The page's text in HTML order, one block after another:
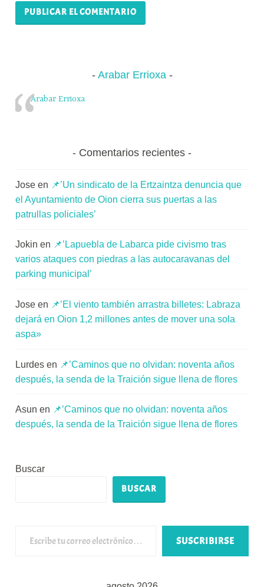
Arabar Errioxa
Arabar Errioxa
Comentarios recientes
Jose en 📌’Un sindicato de la Ertzaintza denuncia que
el Ayuntamiento de Oion cierra sus puertas a las
patrullas policiales’
Jokin en 📌’Lapuebla de Labarca pide civismo tras
varios ataques con piedras a las autocaravanas del
parking municipal’
Jose en 📌’El viento también arrastra billetes: Labraza
dejará en Oion 1,2 millones antes de mover una sola
aspa»
Lurdes en 📌’Caminos que no olvidan: noventa años
después, la senda de la Traición sigue llena de flores
Asun en 📌’Caminos que no olvidan: noventa años
después, la senda de la Traición sigue llena de flores
Buscar
BUSCAR
SUSCRIBIRSE